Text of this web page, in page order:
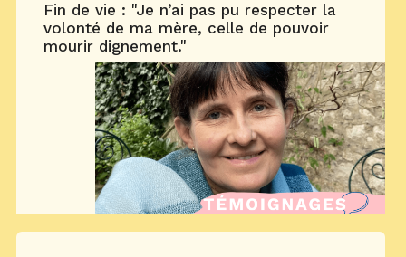
Fin de vie : "Je n’ai pas pu respecter la
volonté de ma mère, celle de pouvoir
mourir dignement."